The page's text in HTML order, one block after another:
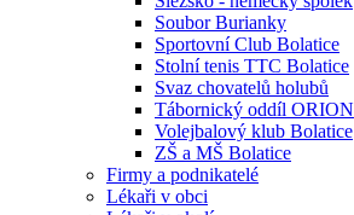
Soubor Burianky
Sportovní Club Bolatice
Stolní tenis TTC Bolatice
Svaz chovatelů holubů
Tábornický oddíl ORION
Volejbalový klub Bolatice
ZŠ a MŠ Bolatice
Firmy a podnikatelé
Lékaři v obci